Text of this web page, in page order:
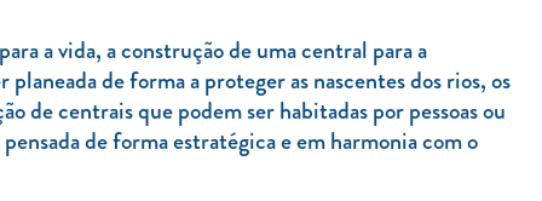
a vida, a construção de uma central para a
de forma a proteger as nascentes dos rios, os
de centrais que podem ser habitadas por pessoas ou
de forma estratégica e em harmonia com o